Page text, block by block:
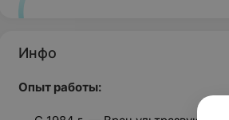
Инфо
Опыт работы: